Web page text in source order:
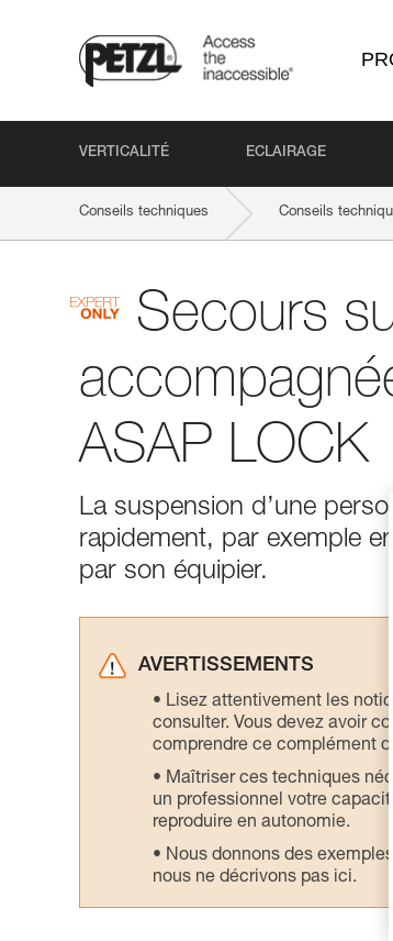
VERTICALITÉ ECLAIRAGE
Conseils techniques Conseils
Secours
ASAP LOCK
La suspension d’une
rapidement, par exemple
par son équipier.
AVERTISSEMENTS
Lisez attentivement les
consulter. Vous devez avoir
comprendre ce complément
Maîtriser ces techniques
un professionnel votre
reproduire en autonomie.
Nous donnons des
nous ne décrivons pas ici.